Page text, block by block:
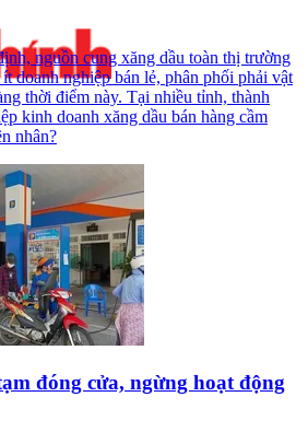
nguồn cung xăng dầu toàn thị trường
doanh nghiệp bán lẻ, phân phối phải vật
thời điểm này. Tại nhiều tỉnh, thành
kinh doanh xăng dầu bán hàng cầm
nhân?
đóng cửa, ngừng hoạt động